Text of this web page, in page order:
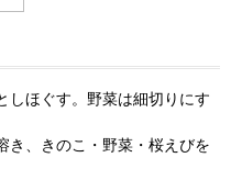
しほぐす。野菜は細切りにす
き、きのこ・野菜・桜えびを